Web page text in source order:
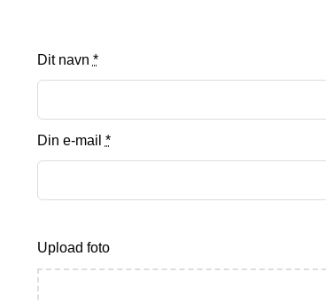
Dit navn *
Din e-mail *
Upload foto